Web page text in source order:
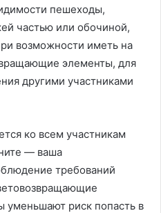
пешеходы,
частью или обочиной,
возможности иметь на
элементы, для
другими участниками
ко всем участникам
— ваша
требований
уменьшают риск попасть в